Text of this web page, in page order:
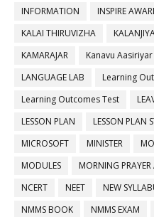
INFORMATION
INSPIRE
KALAI THIRUVIZHA
KAMARAJAR
Kanavu Aasiriyar
LANGUAGE LAB
Learning
Learning Outcomes Test
LESSON PLAN
LESSON PLAN
MICROSOFT
MINISTER
MODULES
MORNING
NCERT
NEET NEW
NMMS BOOK
NMMS EXAM